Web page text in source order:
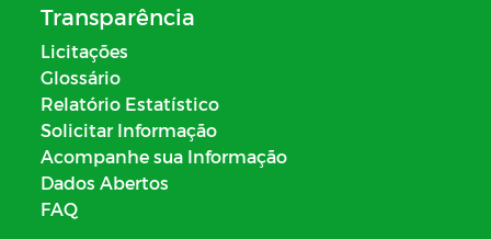
Transparência
Licitações
Glossário
Relatório Estatístico
Solicitar Informação
Acompanhe sua Informação
Dados Abertos
FAQ